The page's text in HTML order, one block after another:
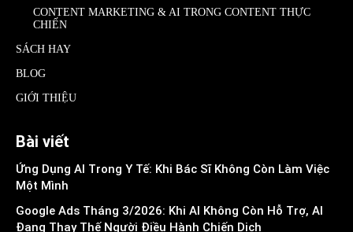
CONTENT MARKETING & AI TRONG CONTENT THỰC
CHIẾN
SÁCH HAY
BLOG
GIỚI THIỆU
Bài viết
Ứng Dụng AI Trong Y Tế: Khi Bác Sĩ Không Còn Làm Việc
Một Mình
Google Ads Tháng 3/2026: Khi AI Không Còn Hỗ Trợ, AI
Đang Thay Thế Người Điều Hành Chiến Dịch